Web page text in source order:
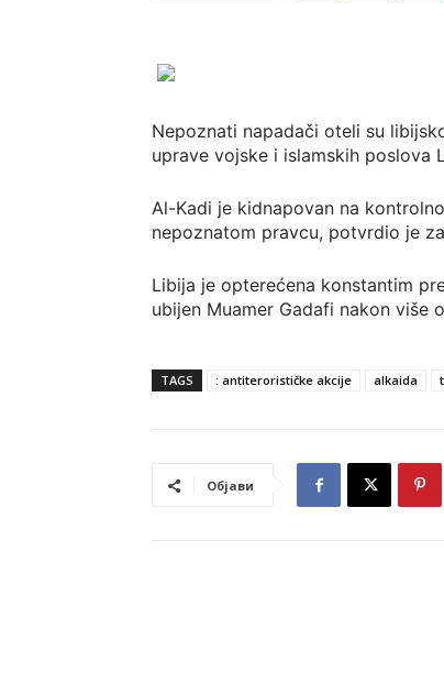
Nepoznati napadači oteli su
uprave vojske i islamskih poslova
Al-Kadi je kidnapovan na
nepoznatom pravcu, potvrdio je
Libija je opterećena konstantim
ubijen Muamer Gadafi nakon više
TAGS : antiterorističke akcije alkaida
Објави